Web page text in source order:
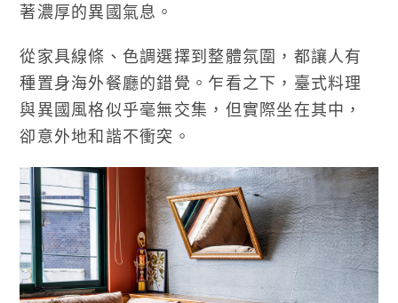
著濃厚的異國氣息。
從家具線條、色調選擇到整體氛圍，都讓人有
種置身海外餐廳的錯覺。乍看之下，臺式料理
與異國風格似乎毫無交集，但實際坐在其中，
卻意外地和諧不衝突。